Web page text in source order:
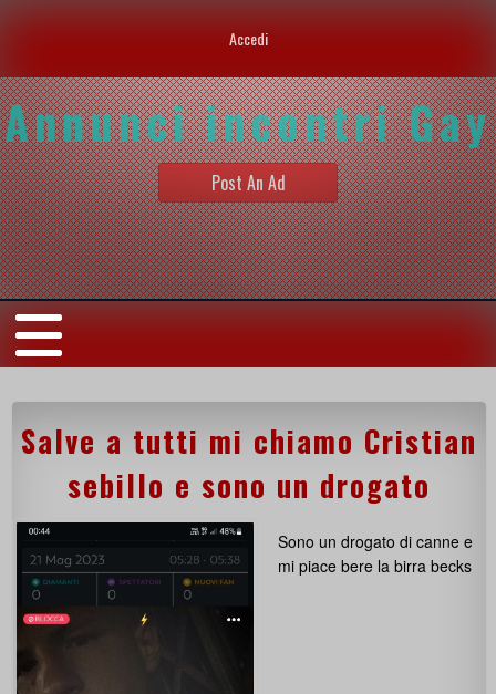
Accedi
Annunci incontri Gay
Post An Ad
Salve a tutti mi chiamo Cristian
sebillo e sono un drogato
Sono un drogato di canne e
mi piace bere la birra becks